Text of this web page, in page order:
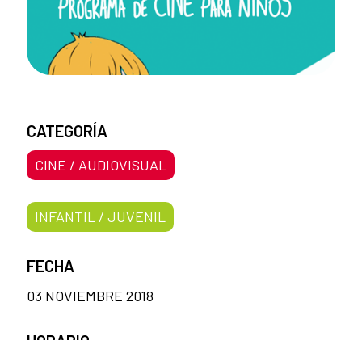
CATEGORÍA
CINE / AUDIOVISUAL
INFANTIL / JUVENIL
FECHA
03 NOVIEMBRE 2018